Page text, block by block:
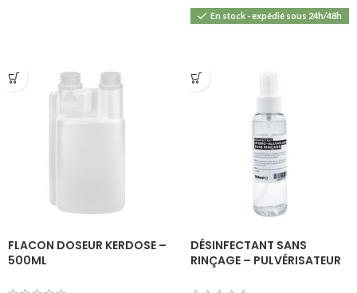
En stock - expédié sous 24h/48h
FLACON DOSEUR KERDOSE –
500ML
DÉSINFECTANT SANS
RINÇAGE – PULVÉRISATEUR